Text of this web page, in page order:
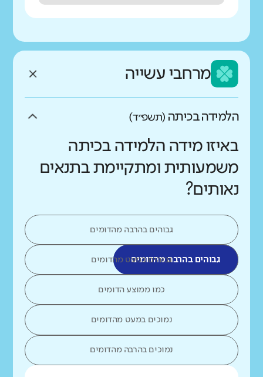
מרחבי עשייה
הלמידה בכיתה (תשפ״ד)
באיזו מידה הלמידה בכיתה
משמעותית ומתקיימת בתנאים
נאותים?
גבוהים בהרבה מהדומים
גבוהים בהרבה מהדומיםגבוהים במעט מהדומים
כמו ממוצע הדומים
נמוכים במעט מהדומים
נמוכים בהרבה מהדומים